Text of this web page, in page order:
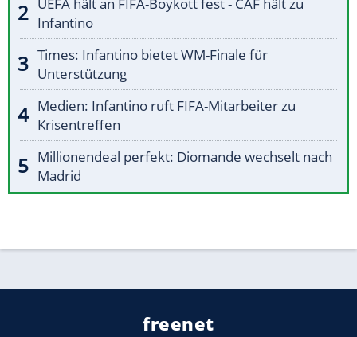
UEFA hält an FIFA-Boykott fest - CAF hält zu
Infantino
Times: Infantino bietet WM-Finale für
Unterstützung
Medien: Infantino ruft FIFA-Mitarbeiter zu
Krisentreffen
Millionendeal perfekt: Diomande wechselt nach
Madrid
freenet